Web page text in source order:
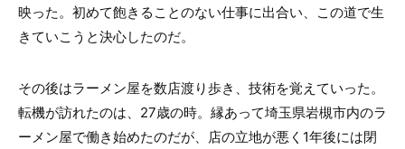
映った。初めて飽きることのない仕事に出合い、この道で生
きていこうと決心したのだ。
その後はラーメン屋を数店渡り歩き、技術を覚えていった。
転機が訪れたのは、 27歳の時。縁あって埼玉県岩槻市内のラ
ーメン屋で働き始めたのだが、店の立地が悪く 1年後には閉